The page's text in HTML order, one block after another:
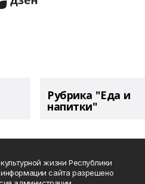
Рубрика "Еда и
напитки"
жизни Республики
сайта разрешено